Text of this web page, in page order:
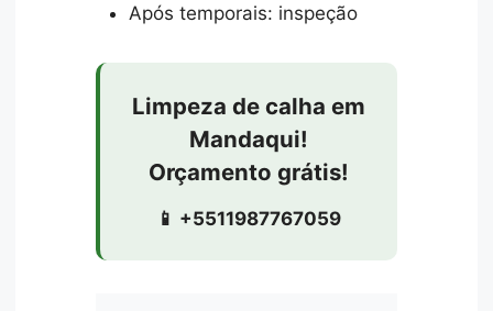
Após temporais: inspeção
Limpeza de calha em
Mandaqui!
Orçamento grátis!
📱 +5511987767059